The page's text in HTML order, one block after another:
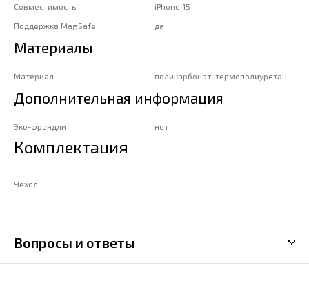
Совместимость
iPhone 15
Поддержка MagSafe
да
Материалы
Материал поликарбонат, термополиуретан
Дополнительная информация
Эко-френдли нет
Комплектация
Чехол
Вопросы и ответы